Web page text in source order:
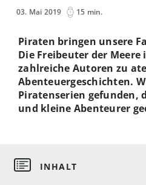
03. Mai 2019 15 min.
Piraten bringen unsere
Die Freibeuter der
zahlreiche Autoren zu
Abenteuergeschichten.
Piratenserien gefunden,
und kleine Abenteurer